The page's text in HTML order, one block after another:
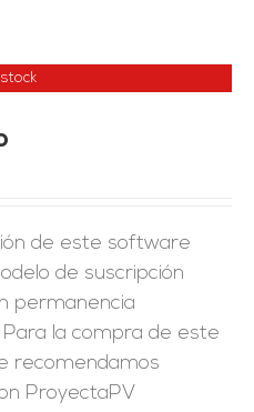
de este software
de suscripción
permanencia
Para la compra de este
recomendamos
ProyectaPV